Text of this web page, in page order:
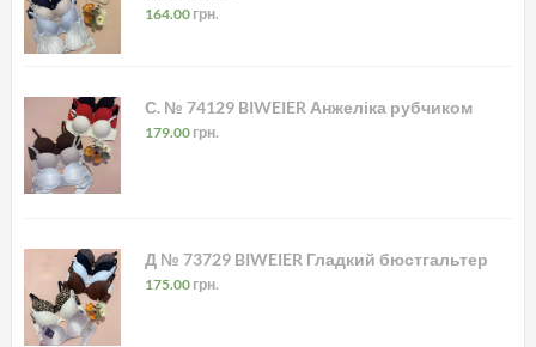
164.00 грн.
С. № 74129 BIWEIER Анжеліка рубчиком
179.00 грн.
Д № 73729 BIWEIER Гладкий бюстгальтер
175.00 грн.